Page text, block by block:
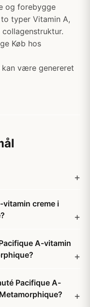
og forebygge
typer Vitamin A,
Køb hos
kan være genereret
vitamin creme i
A-vitamin
Pacifique A-